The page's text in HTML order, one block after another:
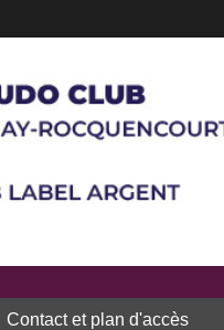
Contact et plan d'accès